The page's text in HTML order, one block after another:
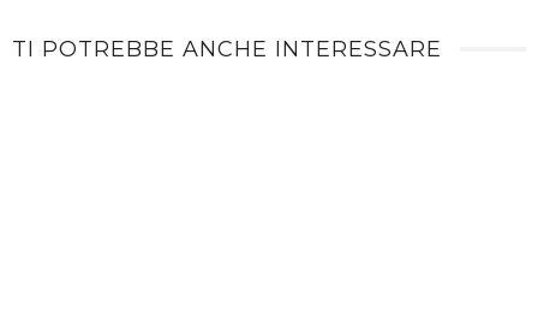
TI POTREBBE ANCHE INTERESSARE